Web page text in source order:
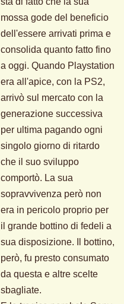
mossa gode del beneficio
dell'essere arrivati prima e
consolida quanto fatto fino
a oggi. Quando Playstation
era all'apice, con la PS2,
arrivò sul mercato con la
generazione successiva
per ultima pagando ogni
singolo giorno di ritardo
che il suo sviluppo
comportò. La sua
sopravvivenza però non
era in pericolo proprio per
il grande bottino di fedeli a
sua disposizione. Il bottino,
però, fu presto consumato
da questa e altre scelte
sbagliate.